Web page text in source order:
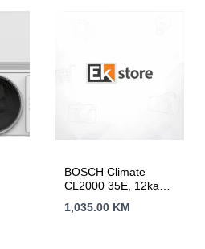
BOSCH Climate
CL2000 35E, 12ka
INVERTER, , ,
1,035.00 KM